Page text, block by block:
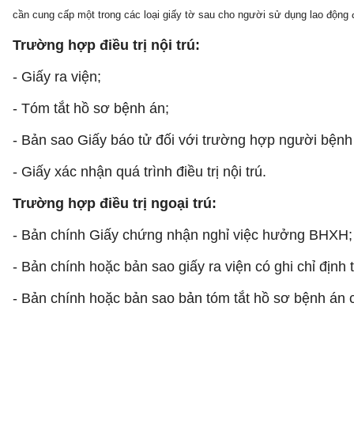
cần cung cấp một trong các loại giấy tờ sau cho người sử dụng lao
Trường hợp điều trị nội trú:
- Giấy ra viện;
- Tóm tắt hồ sơ bệnh án;
- Bản sao Giấy báo tử đối với trường hợp người
- Giấy xác nhận quá trình điều trị nội trú.
Trường hợp điều trị ngoại trú:
- Bản chính Giấy chứng nhận nghỉ việc hưởng BHXH;
- Bản chính hoặc bản sao giấy ra viện có ghi chỉ
- Bản chính hoặc bản sao bản tóm tắt hồ sơ bệnh